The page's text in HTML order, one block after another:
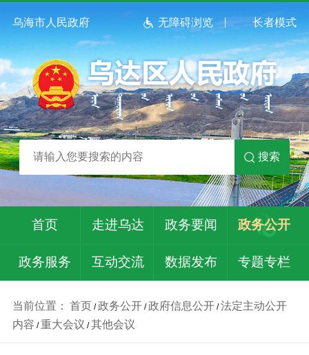
乌海市人民政府 无障碍浏览 长者模式
搜索
首页 走进乌达 政务要闻 政务公开
政务服务 互动交流 数据发布 专题专栏
当前位置： 首页 /政务公开/政府信息公开/法定主动公开
内容 /重大会议 /其他会议